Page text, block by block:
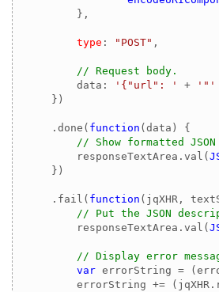
        },
type : "POST" ,
// Request body.
        data:
'{"url": ' + '"'
    })
    .done(
function ( data ) {
// Show formatted JSON
        responseTextArea.val(
    })
    .fail(
function ( jqXHR,
// Put the JSON
        responseTextArea.val(
// Display error
var errorString =
errorString +=